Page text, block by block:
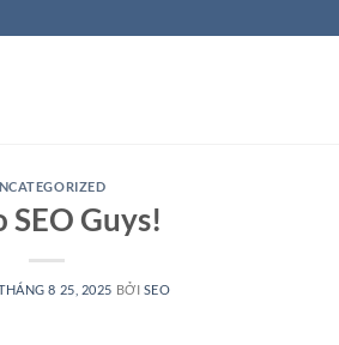
SEO Guys!
8 25, 2025 BỞI SEO